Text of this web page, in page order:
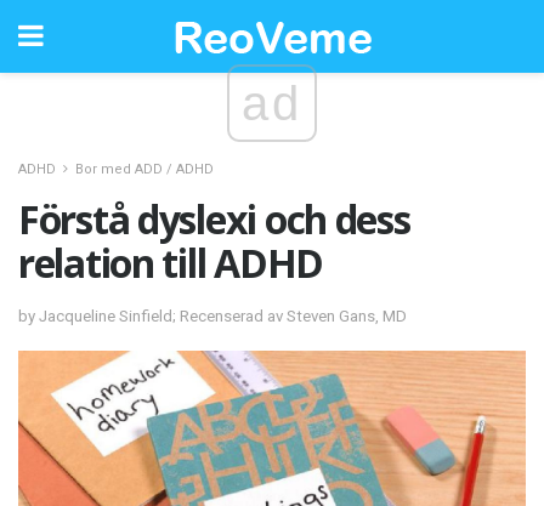
ad
ADHD Bor med ADD / ADHD
Förstå dyslexi och dess
relation till ADHD
by Jacqueline Sinfield; Recenserad av Steven Gans, MD